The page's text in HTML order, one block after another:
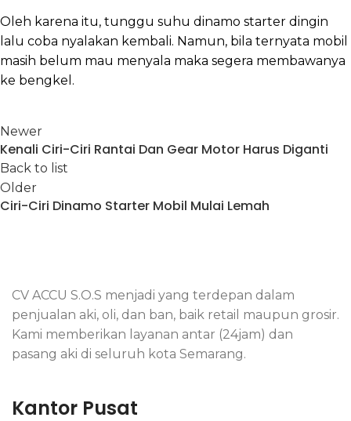
Oleh karena itu, tunggu suhu dinamo starter dingin
lalu coba nyalakan kembali. Namun, bila ternyata mobil
masih belum mau menyala maka segera membawanya
ke bengkel.
Newer
Kenali Ciri-Ciri Rantai Dan Gear Motor Harus Diganti
Back to list
Older
Ciri-Ciri Dinamo Starter Mobil Mulai Lemah
CV ACCU S.O.S menjadi yang terdepan dalam
penjualan aki, oli, dan ban, baik retail maupun grosir.
Kami memberikan layanan antar (24jam) dan
pasang aki di seluruh kota Semarang.
Kantor Pusat